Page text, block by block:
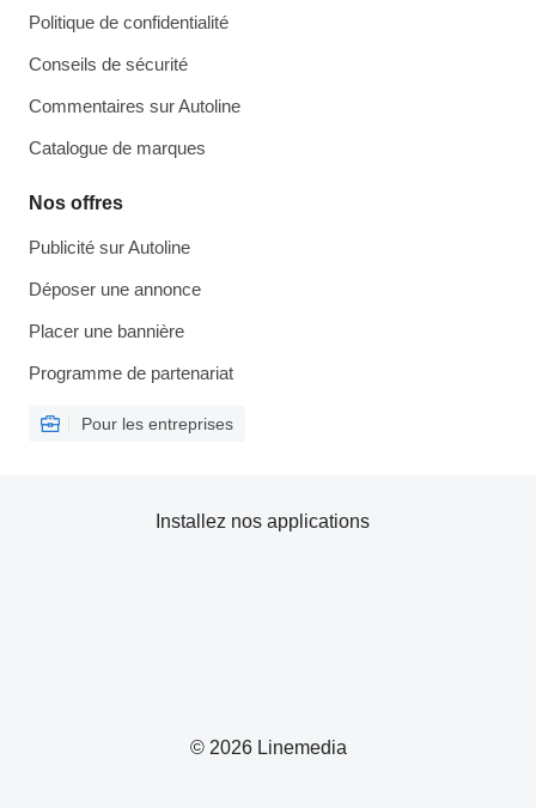
Politique de confidentialité
Conseils de sécurité
Commentaires sur Autoline
Catalogue de marques
Nos offres
Publicité sur Autoline
Déposer une annonce
Placer une bannière
Programme de partenariat
Pour les entreprises
© 2026 Linemedia
Installez nos applications